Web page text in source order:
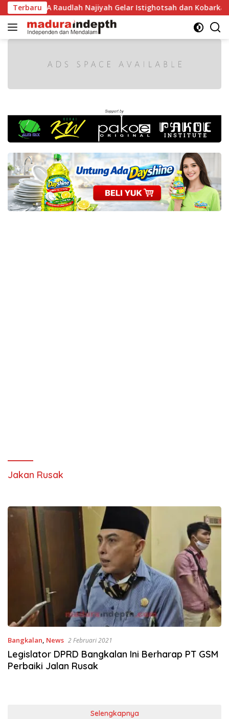
Langsung
ke
konten
Terbaru
RI, MA Raudlah Najiyah Gelar Istighotsah dan Kobarkan
Jakan Rusak
Bangkalan, News 2 Februari 2021
Legislator DPRD Bangkalan Ini Berharap PT GSM
Perbaiki Jalan Rusak
Selengkapnya